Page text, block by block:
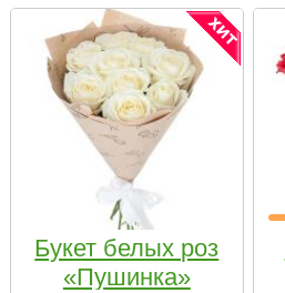
Букет белых роз
«Пушинка»